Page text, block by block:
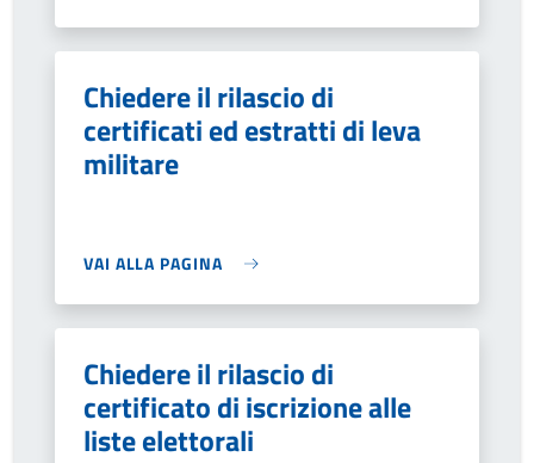
Chiedere il rilascio di
certificati ed estratti di leva
militare
VAI ALLA PAGINA
Chiedere il rilascio di
certificato di iscrizione alle
liste elettorali